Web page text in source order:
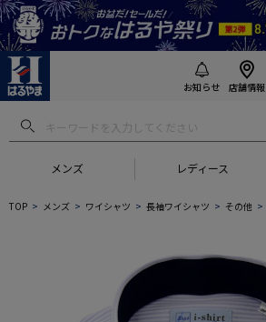
お知らせ 店舗情報
メンズ レディース
TOP メンズ ワイシャツ 長袖ワイシャツ その他